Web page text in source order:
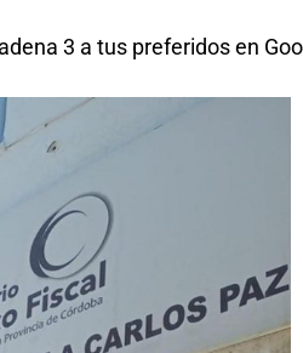
3 a tus preferidos en